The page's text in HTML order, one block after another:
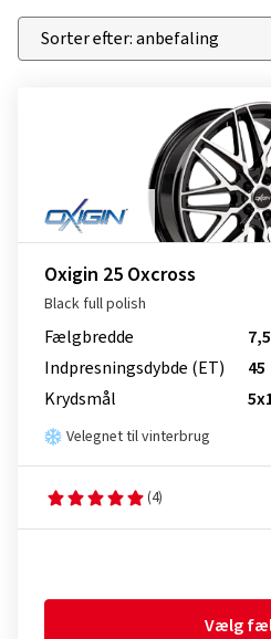
Oxigin 25 Oxcross
Black full polish
Fælgbredde
Indpresnings­dybde (ET)
45
Krydsmål
Velegnet til vinterbrug
(4)
Vælg